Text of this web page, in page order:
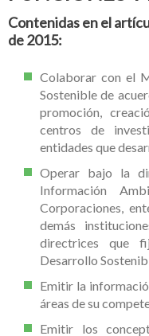
Contenidas en el
de 2015:
Colaborar con el
Sostenible de
promoción,
centros de
entidades que
Operar bajo la
Información
Corporaciones,
demás
directrices que
Desarrollo
Emitir la
áreas de su
Emitir los